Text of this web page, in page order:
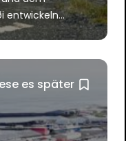
entwickeln...
es später